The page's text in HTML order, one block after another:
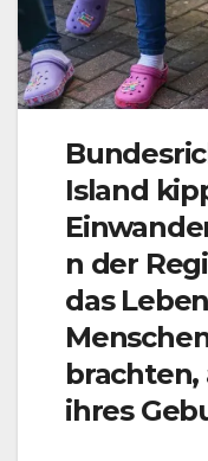
Island
n der
das
ihres